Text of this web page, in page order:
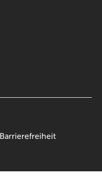
Barrierefreiheit